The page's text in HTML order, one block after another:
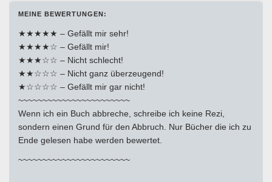
MEINE BEWERTUNGEN:
★★★★★ – Gefällt mir sehr!
★★★★☆ – Gefällt mir!
★★★☆☆ – Nicht schlecht!
★★☆☆☆ – Nicht ganz überzeugend!
★☆☆☆☆ – Gefällt mir gar nicht!
~~~~~~~~~~~~~~~~~~~~~~~
Wenn ich ein Buch abbreche, schreibe ich keine Rezi,
sondern einen Grund für den Abbruch. Nur Bücher die ich zu
Ende gelesen habe werden bewertet.
~~~~~~~~~~~~~~~~~~~~~~~